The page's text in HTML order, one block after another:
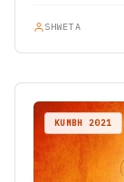
SHWETA
KUMBH 2021